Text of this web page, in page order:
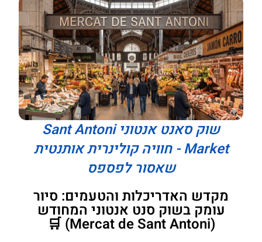
שוק סאנט אנטוני Sant Antoni
Market - חוויה קולינרית אותנטית
שאסור לפספס
מקדש האדריכלות והטעמים: סיור
עומק בשוק סנט אנטוני המחודש
(Mercat de Sant Antoni) 🛒